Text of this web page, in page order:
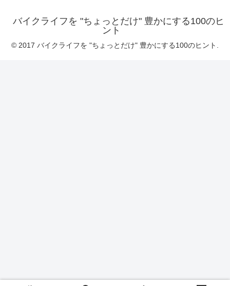
バイクライフを "ちょっとだけ" 豊かにする100のヒ
ント
© 2017 バイクライフを "ちょっとだけ" 豊かにする100のヒント.